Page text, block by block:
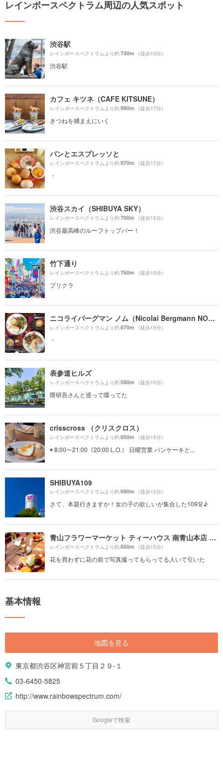
レインボースペクトラム周辺の人気スポット
渋谷駅
レインボースペクトラムより約740m （徒歩13分）
渋谷駅
カフェ キツネ（CAFE KITSUNE）
レインボースペクトラムより約980m （徒歩17分）
きつねを捕まえにいく
パンとエスプレッソと
レインボースペクトラムより約970m （徒歩17分）
・
渋谷スカイ（SHIBUYA SKY）
レインボースペクトラムより約700m （徒歩12分）
渋谷最高峰のルーフトップバー！
竹下通り
レインボースペクトラムより約760m （徒歩13分）
プリクラ
ニコライバーグマン ノム（Nicolai Bergmann NOMU ）
レインボースペクトラムより約870m （徒歩15分）
・
表参道ヒルズ
レインボースペクトラムより約590m （徒歩10分）
隈研吾さんと巡って喋ってた
crisscross （クリスクロス）
レインボースペクトラムより約850m （徒歩15分）
◉ 8:00〜21:00（20:00 L.O.） 日曜営業 パンケーキと...
SHIBUYA109
レインボースペクトラムより約690m （徒歩12分）
さて、本題行きますか！女の子の欲しいが集合した109👗♪
青山フラワーマーケット ティーハウス 南青山本店 （Aoyama Flower Market TEA HOUSE）
レインボースペクトラムより約850m （徒歩15分）
花を買わずに花の前で写真撮ってもらってる人いて引いた
基本情報
地図を見る
東京都渋谷区神宮前５丁目２９-１
03-6450-5825
http://www.rainbowspectrum.com/
Googleで検索